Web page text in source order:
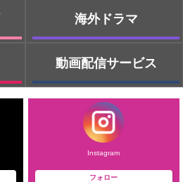
海外ドラマ
動画配信サービス
Instagram
フォロー